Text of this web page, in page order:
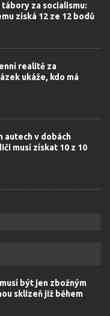
za socialismu:
získá 12 ze 12 bodů
realitě za
ukáže, kdo má
autech v dobách
musí získat 10 z 10
být jen zbožným
sklizeň již během